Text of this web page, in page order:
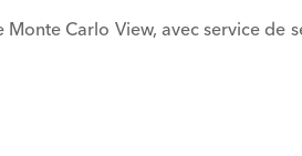
Monte Carlo View, avec service